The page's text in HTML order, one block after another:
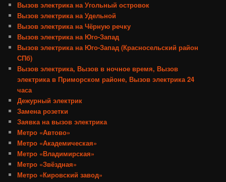
Вызов электрика на Угольный островок
Вызов электрика на Удельной
Вызов электрика на Чёрную речку
Вызов электрика на Юго-Запад
Вызов электрика на Юго-Запад (Красносельский район
СПб)
Вызов электрика, Вызов в ночное время, Вызов
электрика в Приморском районе, Вызов электрика 24
часа
Дежурный электрик
Замена розетки
Заявка на вызов электрика
Метро «Автово»
Метро «Академическая»
Метро «Владимирская»
Метро «Звёздная»
Метро «Кировский завод»